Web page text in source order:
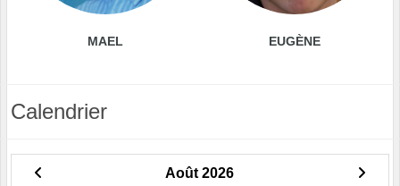
MAEL EUGÈNE
Calendrier
Août 2026